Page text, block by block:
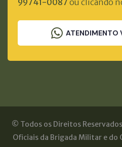
99741-0087 ou clicando
ATENDIMENTO
© Todos os Direitos
Oficiais da Brigada Militar e do